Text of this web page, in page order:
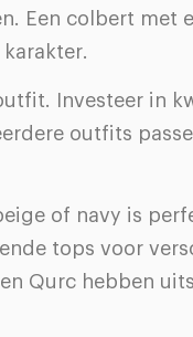
Een colbert met
Investeer in
outfits
of navy is
tops voor
Qurc hebben